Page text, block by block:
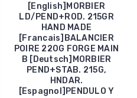
[English]MORBIER
LD/PEND+ROD. 215GR
HAND MADE
[Francais]BALANCIER
POIRE 220G FORGE MAIN
B [Deutsch]MORBIER
PEND+STAB. 215G,
HNDAR.
[Espagnol]PENDULO Y